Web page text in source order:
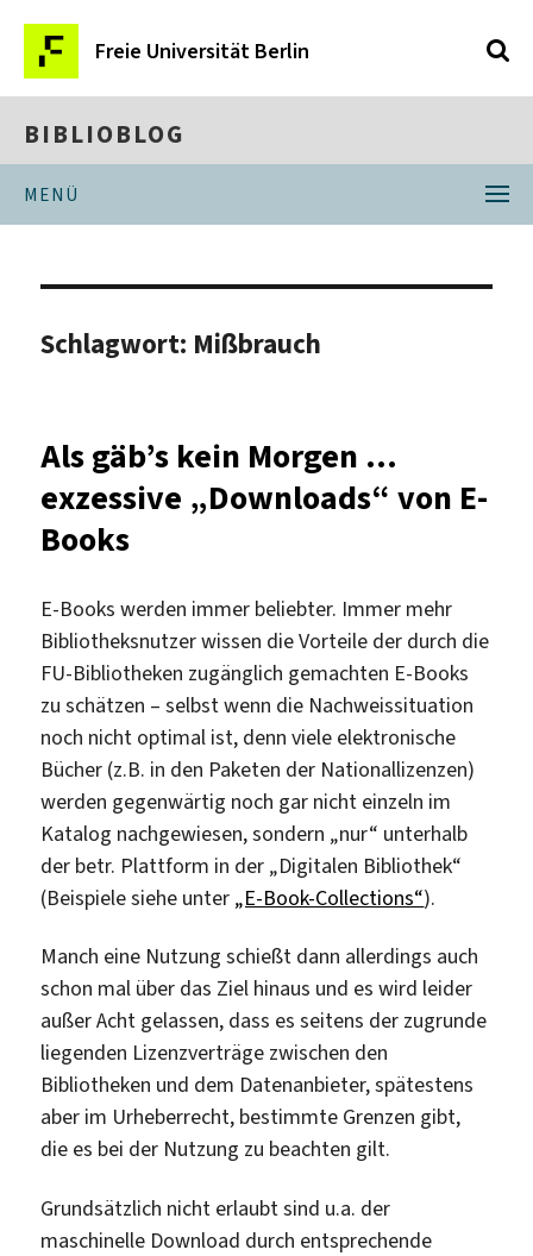
Freie Universität Berlin
BIBLIOBLOG
MENÜ
Schlagwort: Mißbrauch
Als gäb’s kein Morgen …
exzessive „Downloads“ von E-
Books
E-Books werden immer beliebter. Immer mehr
Bibliotheksnutzer wissen die Vorteile der durch die
FU-Bibliotheken zugänglich gemachten E-Books
zu schätzen – selbst wenn die Nachweissituation
noch nicht optimal ist, denn viele elektronische
Bücher (z.B. in den Paketen der Nationallizenzen)
werden gegenwärtig noch gar nicht einzeln im
Katalog nachgewiesen, sondern „nur“ unterhalb
der betr. Plattform in der „Digitalen Bibliothek“
(Beispiele siehe unter „E-Book-Collections“).
Manch eine Nutzung schießt dann allerdings auch
schon mal über das Ziel hinaus und es wird leider
außer Acht gelassen, dass es seitens der zugrunde
liegenden Lizenzverträge zwischen den
Bibliotheken und dem Datenanbieter, spätestens
aber im Urheberrecht, bestimmte Grenzen gibt,
die es bei der Nutzung zu beachten gilt.
Grundsätzlich nicht erlaubt sind u.a. der
maschinelle Download durch entsprechende